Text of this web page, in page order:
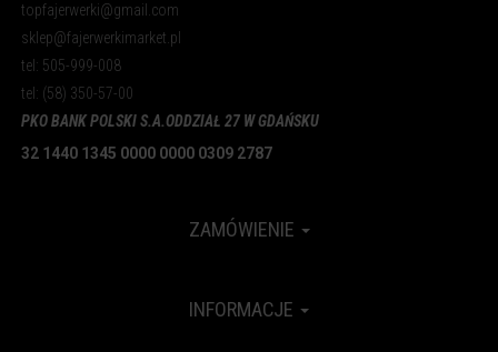
topfajerwerki@gmail.com
sklep@fajerwerkimarket.pl
tel: 505-999-008
tel: (58) 350-57-00
PKO BANK POLSKI S.A.ODDZIAŁ 27 W GDAŃSKU
32 1440 1345 0000 0000 0309 2787
ZAMÓWIENIE
INFORMACJE